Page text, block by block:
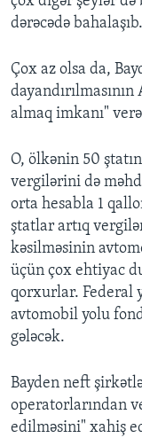
dərəcədə bahalaşıb.
Çox az olsa da,
almaq imkanı"
O, ölkənin 50
vergilərini də
orta hesabla 1
ştatlar artıq
kəsilməsinin
üçün çox ehtiyac
qorxurlar. Federal
avtomobil yolu
gələcək.
Bayden neft
operatorlarından
edilməsini" xahiş